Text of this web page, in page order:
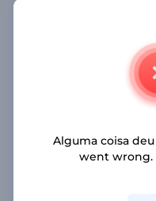
Alguma coisa
went wrong.